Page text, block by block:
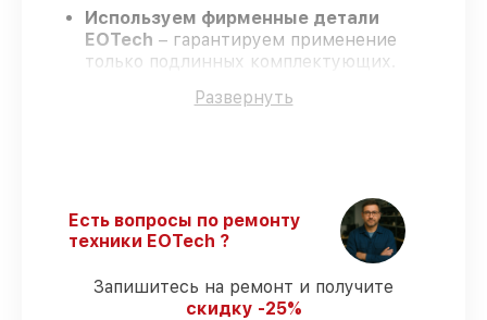
Используем фирменные детали
EOTech – гарантируем применение
только подлинных комплектующих.
проходят жёсткий контроль знаний и
10x28 FFP в оговоренные сроки.
Официальная гарантия
– все все виды
ремонта защищены сервисной
гарантией.
Развернуть
Есть вопросы по ремонту
техники EOTech ?
Запишитесь на ремонт и получите
скидку -25%